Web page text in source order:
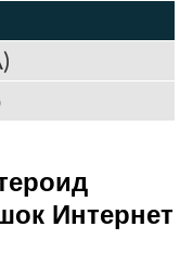
Интернет